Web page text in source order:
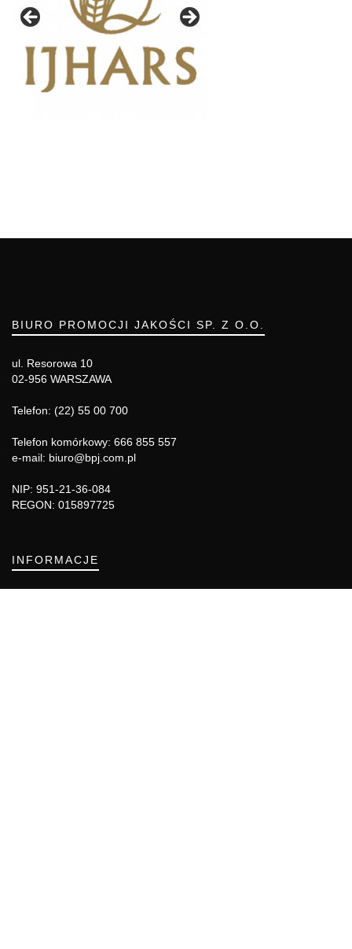
BIURO PROMOCJI JAKOŚCI SP. Z O.O.
ul. Resorowa 10
02-956 WARSZAWA
Telefon: (22) 55 00 700
Telefon komórkowy: 666 855 557
e-mail: biuro@bpj.com.pl
NIP: 951-21-36-084
REGON: 015897725
INFORMACJE